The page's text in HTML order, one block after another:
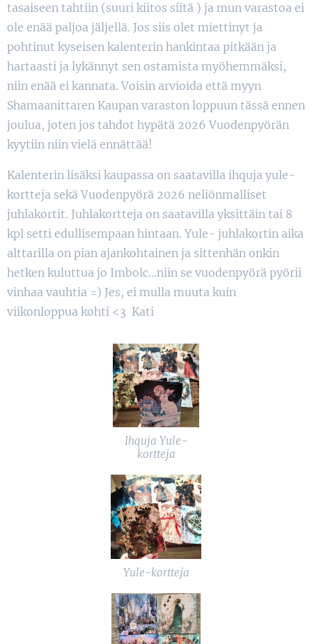
tasaiseen tahtiin (suuri kiitos siitä ) ja mun varastoa ei
ole enää paljoa jäljellä. Jos siis olet miettinyt ja
pohtinut kyseisen kalenterin hankintaa pitkään ja
hartaasti ja lykännyt sen ostamista myöhemmäksi,
niin enää ei kannata. Voisin arvioida että myyn
Shamaanittaren Kaupan varaston loppuun tässä ennen
joulua, joten jos tahdot hypätä 2026 Vuodenpyörän
kyytiin niin vielä ennättää!
Kalenterin lisäksi kaupassa on saatavilla ihquja yule-
kortteja sekä Vuodenpyörä 2026 neliönmalliset
juhlakortit. Juhlakortteja on saatavilla yksittäin tai 8
kpl setti edullisempaan hintaan. Yule- juhlakortin aika
alttarilla on pian ajankohtainen ja sittenhän onkin
hetken kuluttua jo Imbolc...niin se vuodenpyörä pyörii
vinhaa vauhtia =) Jes, ei mulla muuta kuin
viikonloppua kohti <3 Kati
Ihquja Yule-
kortteja
Yule-kortteja